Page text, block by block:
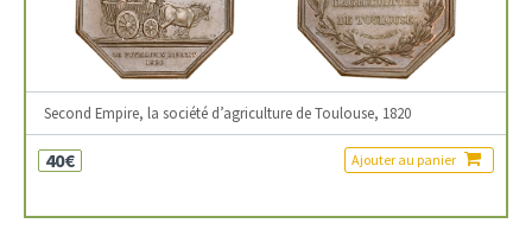
Second Empire, la société d’agriculture de Toulouse, 1820
40€ Ajouter au panier